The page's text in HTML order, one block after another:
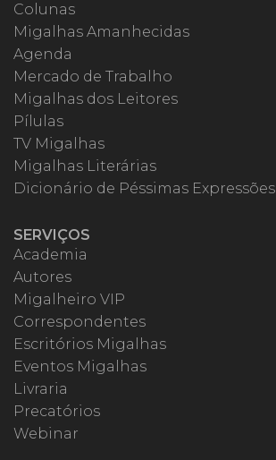
Colunas
Migalhas Amanhecidas
Agenda
Mercado de Trabalho
Migalhas dos Leitores
Pílulas
TV Migalhas
Migalhas Literárias
Dicionário de Péssimas Expressões
SERVIÇOS
Academia
Autores
Migalheiro VIP
Correspondentes
Escritórios Migalhas
Eventos Migalhas
Livraria
Precatórios
Webinar